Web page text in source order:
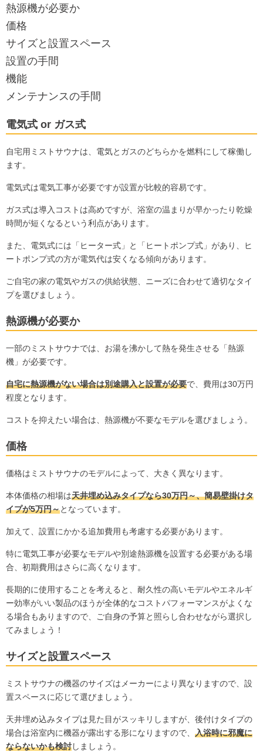
熱源機が必要か
価格
サイズと設置スペース
設置の手間
機能
メンテナンスの手間
電気式 or ガス式
自宅用ミストサウナは、電気とガスのどちらかを燃料にして稼働し
ます。
電気式は電気工事が必要ですが設置が比較的容易です。
ガス式は導入コストは高めですが、浴室の温まりが早かったり乾燥
時間が短くなるという利点があります。
また、電気式には「ヒーター式」と「ヒートポンプ式」があり、ヒ
ートポンプ式の方が電気代は安くなる傾向があります。
ご自宅の家の電気やガスの供給状態、ニーズに合わせて適切なタイ
プを選びましょう。
熱源機が必要か
一部のミストサウナでは、お湯を沸かして熱を発生させる「熱源
機」が必要です。
自宅に熱源機がない場合は別途購入と設置が必要で、費用は30万円
程度となります。
コストを抑えたい場合は、熱源機が不要なモデルを選びましょう。
価格
価格はミストサウナのモデルによって、大きく異なります。
本体価格の相場は天井埋め込みタイプなら30万円～、簡易壁掛けタ
イプが5万円～となっています。
加えて、設置にかかる追加費用も考慮する必要があります。
特に電気工事が必要なモデルや別途熱源機を設置する必要がある場
合、初期費用はさらに高くなります。
長期的に使用することを考えると、耐久性の高いモデルやエネルギ
ー効率がいい製品のほうが全体的なコストパフォーマンスがよくな
る場合もありますので、ご自身の予算と照らし合わせながら選択し
てみましょう！
サイズと設置スペース
ミストサウナの機器のサイズはメーカーにより異なりますので、設
置スペースに応じて選びましょう。
天井埋め込みタイプは見た目がスッキリしますが、後付けタイプの
場合は浴室内に機器が露出する形になりますので、 入浴時に邪魔に
ならないかも検討しましょう。